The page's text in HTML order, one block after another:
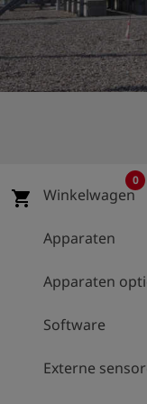
shieldRegistratie
shopping_cart Winkelwagen
0
Apparaten
Apparaten
Software
Externe